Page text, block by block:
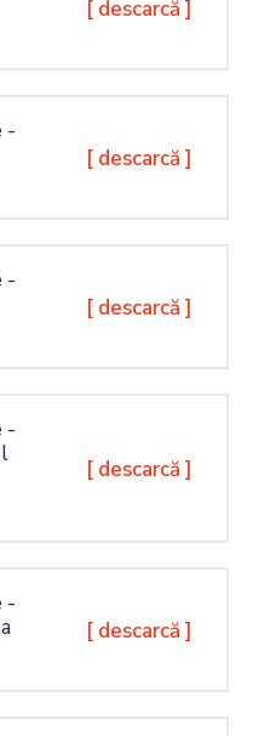
[ descarcă ]
-
[ descarcă ]
-
[ descarcă ]
-
[ descarcă ]
-
[ descarcă ]